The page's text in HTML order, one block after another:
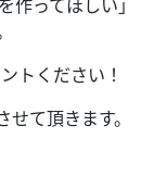
ってほしい」
トください！
て頂きます。